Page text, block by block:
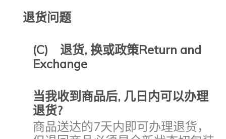
退货问题
(C) 退货, 换或政策Return and
Exchange
当我收到商品后, 几日内可以办理
退货?
商品送达的7天内即可办理退货，